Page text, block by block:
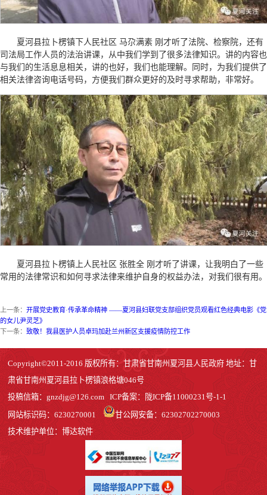
夏河县拉卜楞镇下人民社区 马尕满素 刚才听了法院、检察院，还有
司法局工作人员的法治讲课，从中我们学到了很多法律知识。讲的内容也
与我们的生活息息相关，讲的也好，我们也能理解。同时，为我们提供了
相关法律咨询电话号码，方便我们群众更好的及时寻求帮助，非常好。
夏河县拉卜楞镇上人民社区 张胜全 刚才听了讲课，让我明白了一些
常用的法律常识和如何寻求法律来维护自身的权益办法，对我们很有用。
上一条： 开展党史教育·传承革命精神 ——夏河县妇联党支部组织党员观看红色经典电影《党
的女儿尹灵芝》
下一条： 致敬！我县医护人员卓玛加赴兰州新区支援疫情防控工作
Copyright©2011-2016 版权所有：甘肃省甘南州夏河县人民政府 地址：甘
肃省甘南州夏河县拉卜楞镇浪格塘046号
投稿信箱：gnzdjg@126.com ICP备案： 陇ICP备11000231号-1-1
网站标识码：6230270001
甘公网安备：62302702270003
技术维护单位：博达软件